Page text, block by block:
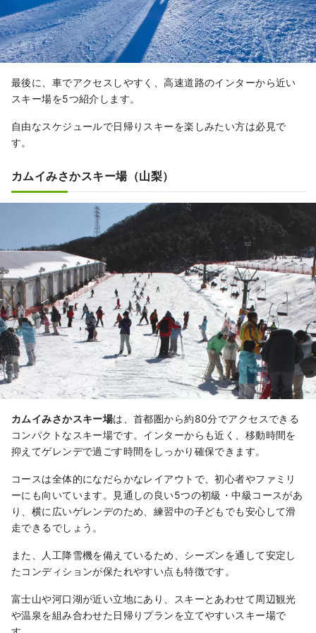
最後に、車でアクセスしやすく、高速道路のインターから近い
スキー場を5つ紹介します。
自由なスケジュールで日帰りスキーを楽しみたい方は必見で
す。
カムイみさかスキー場（山梨）
カムイみさかスキー場は、首都圏から約80分でアクセスできる
コンパクトなスキー場です。インターからも近く、移動時間を
抑えてゲレンデで過ごす時間をしっかり確保できます。
コースは全体的になだらかなレイアウトで、初心者やファミリ
ーにも向いています。見通しの良い5つの初級・中級コースがあ
り、横に広いゲレンデのため、練習中の子どもでも安心して滑
走できるでしょう。
また、人工降雪機を備えているため、シーズンを通して安定し
たコンディションが保たれやすい点も特徴です。
富士山や河口湖が近い立地にあり、スキーとあわせて周辺観光
や温泉を組み合わせた日帰りプランを立てやすいスキー場で